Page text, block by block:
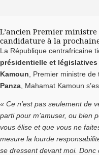
L’ancien Premier
candidature à la
La République centrafricaine
présidentielle et législatives
Kamoun, Premier ministre de
Panza, Mahamat Kamoun
« Ce n’est pas seulement de
parti pour m’amuser, ou bien
vous élise et que vous ne
mesure la lourde
se dressent devant moi. Donc